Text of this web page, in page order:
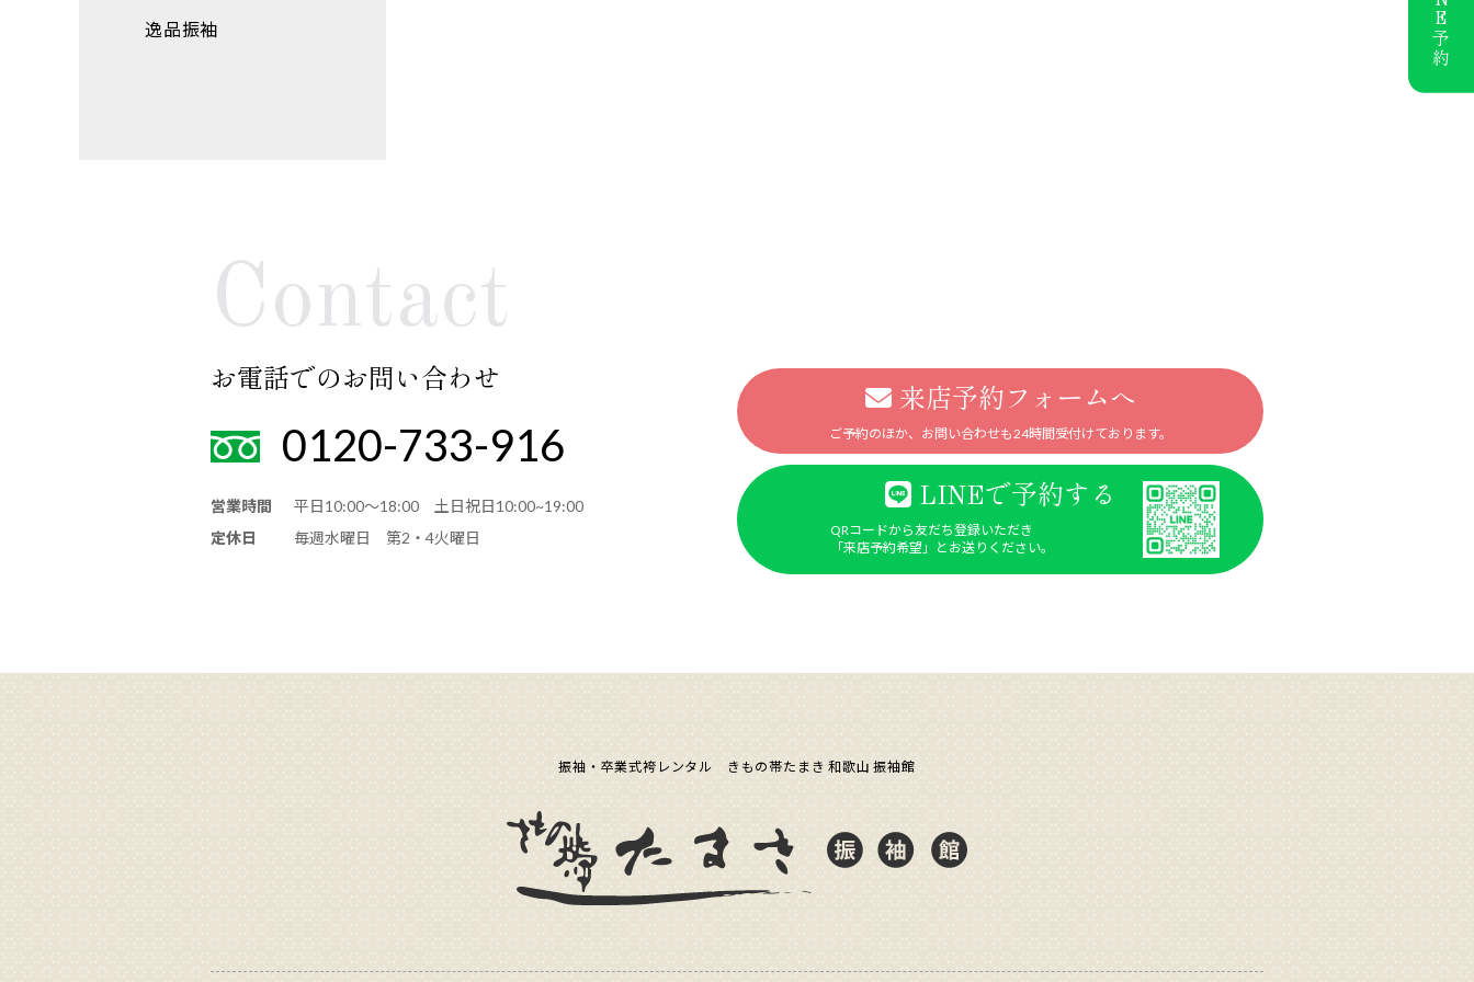
逸品振袖
Contact
お電話でのお問い合わせ
0120-733-916
営業時間
平日10:00～18:00 土日祝日10:00~19:00
定休日
毎週水曜日 第2・4火曜日
来店予約フォームへ
ご予約のほか、お問い合わせも24時間受付けております。
LINEで予約する
QRコードから友だち登録いただき
「来店予約希望」とお送りください。
振袖・卒業式袴レンタル きもの帯たまき 和歌山 振袖館
予約